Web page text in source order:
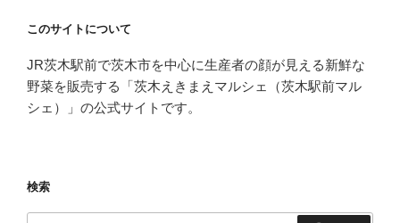
このサイトについて
JR茨木駅前で茨木市を中心に生産者の顔が見える新鮮な
野菜を販売する「茨木えきまえマルシェ（茨木駅前マル
シェ）」の公式サイトです。
検索